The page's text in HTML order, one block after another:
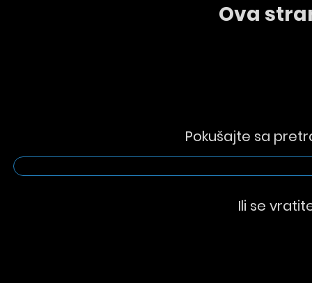
Ova
Pokušajte sa
Ili se